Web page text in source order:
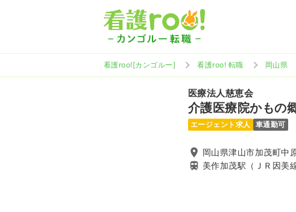
看護roo![カンゴルー] 看護roo! 転職 岡山県
医療法人慈恵会
介護医療院かもの
エージェント求人 車通勤可
岡山県津山市加茂町中
美作加茂駅（ＪＲ因美線